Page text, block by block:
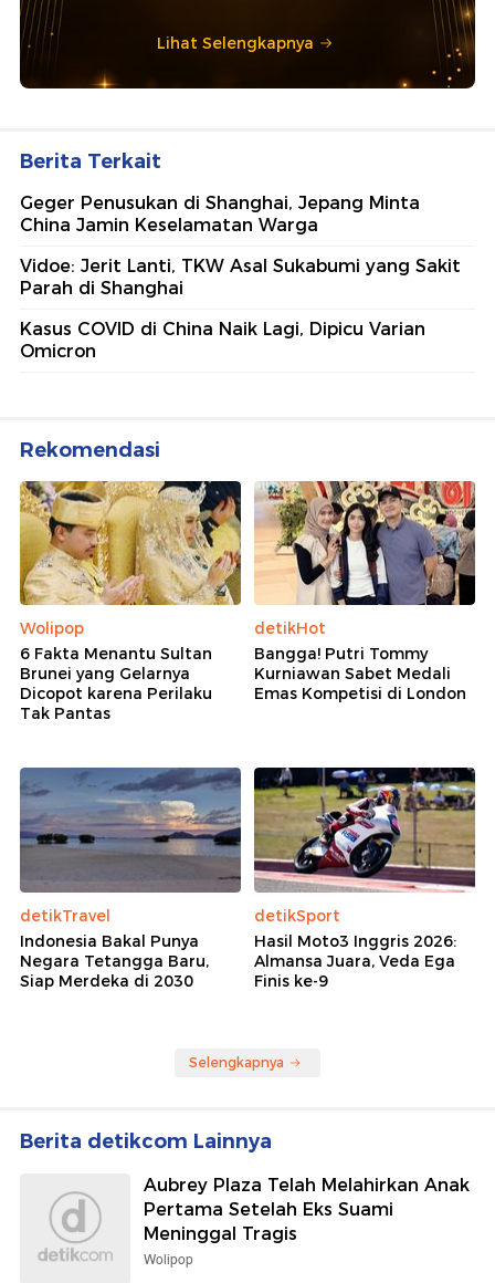
Lihat Selengkapnya
Berita Terkait
Geger Penusukan di Shanghai, Jepang Minta
China Jamin Keselamatan Warga
Vidoe: Jerit Lanti, TKW Asal Sukabumi yang Sakit
Parah di Shanghai
Kasus COVID di China Naik Lagi, Dipicu Varian
Omicron
Rekomendasi
Wolipop
6 Fakta Menantu Sultan
Brunei yang Gelarnya
Dicopot karena Perilaku
Tak Pantas
detikHot
Bangga! Putri Tommy
Kurniawan Sabet Medali
Emas Kompetisi di London
detikTravel
Indonesia Bakal Punya
Negara Tetangga Baru,
Siap Merdeka di 2030
detikSport
Hasil Moto3 Inggris 2026:
Almansa Juara, Veda Ega
Finis ke-9
Selengkapnya
Berita detikcom Lainnya
Aubrey Plaza Telah Melahirkan Anak
Pertama Setelah Eks Suami
Meninggal Tragis
Wolipop